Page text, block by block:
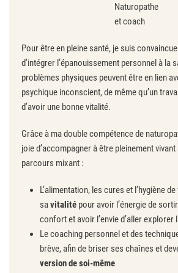
Naturopathe
et coach
Pour être en pleine santé, je suis
d’intégrer l’épanouissement personnel à la
problèmes physiques peuvent être en lien
psychique inconscient, de même qu’un
d’avoir une bonne vitalité.
Grâce à ma double compétence de
joie d’accompagner à être pleinement vivant
parcours mixant :
L’alimentation, les cures et l’hygiène
savitalité pour avoir l’énergie de
confort et avoir l’envie d’aller explorer
Le coaching personnel et des
brève, afin de briser ses chaînes et
version de soi-même